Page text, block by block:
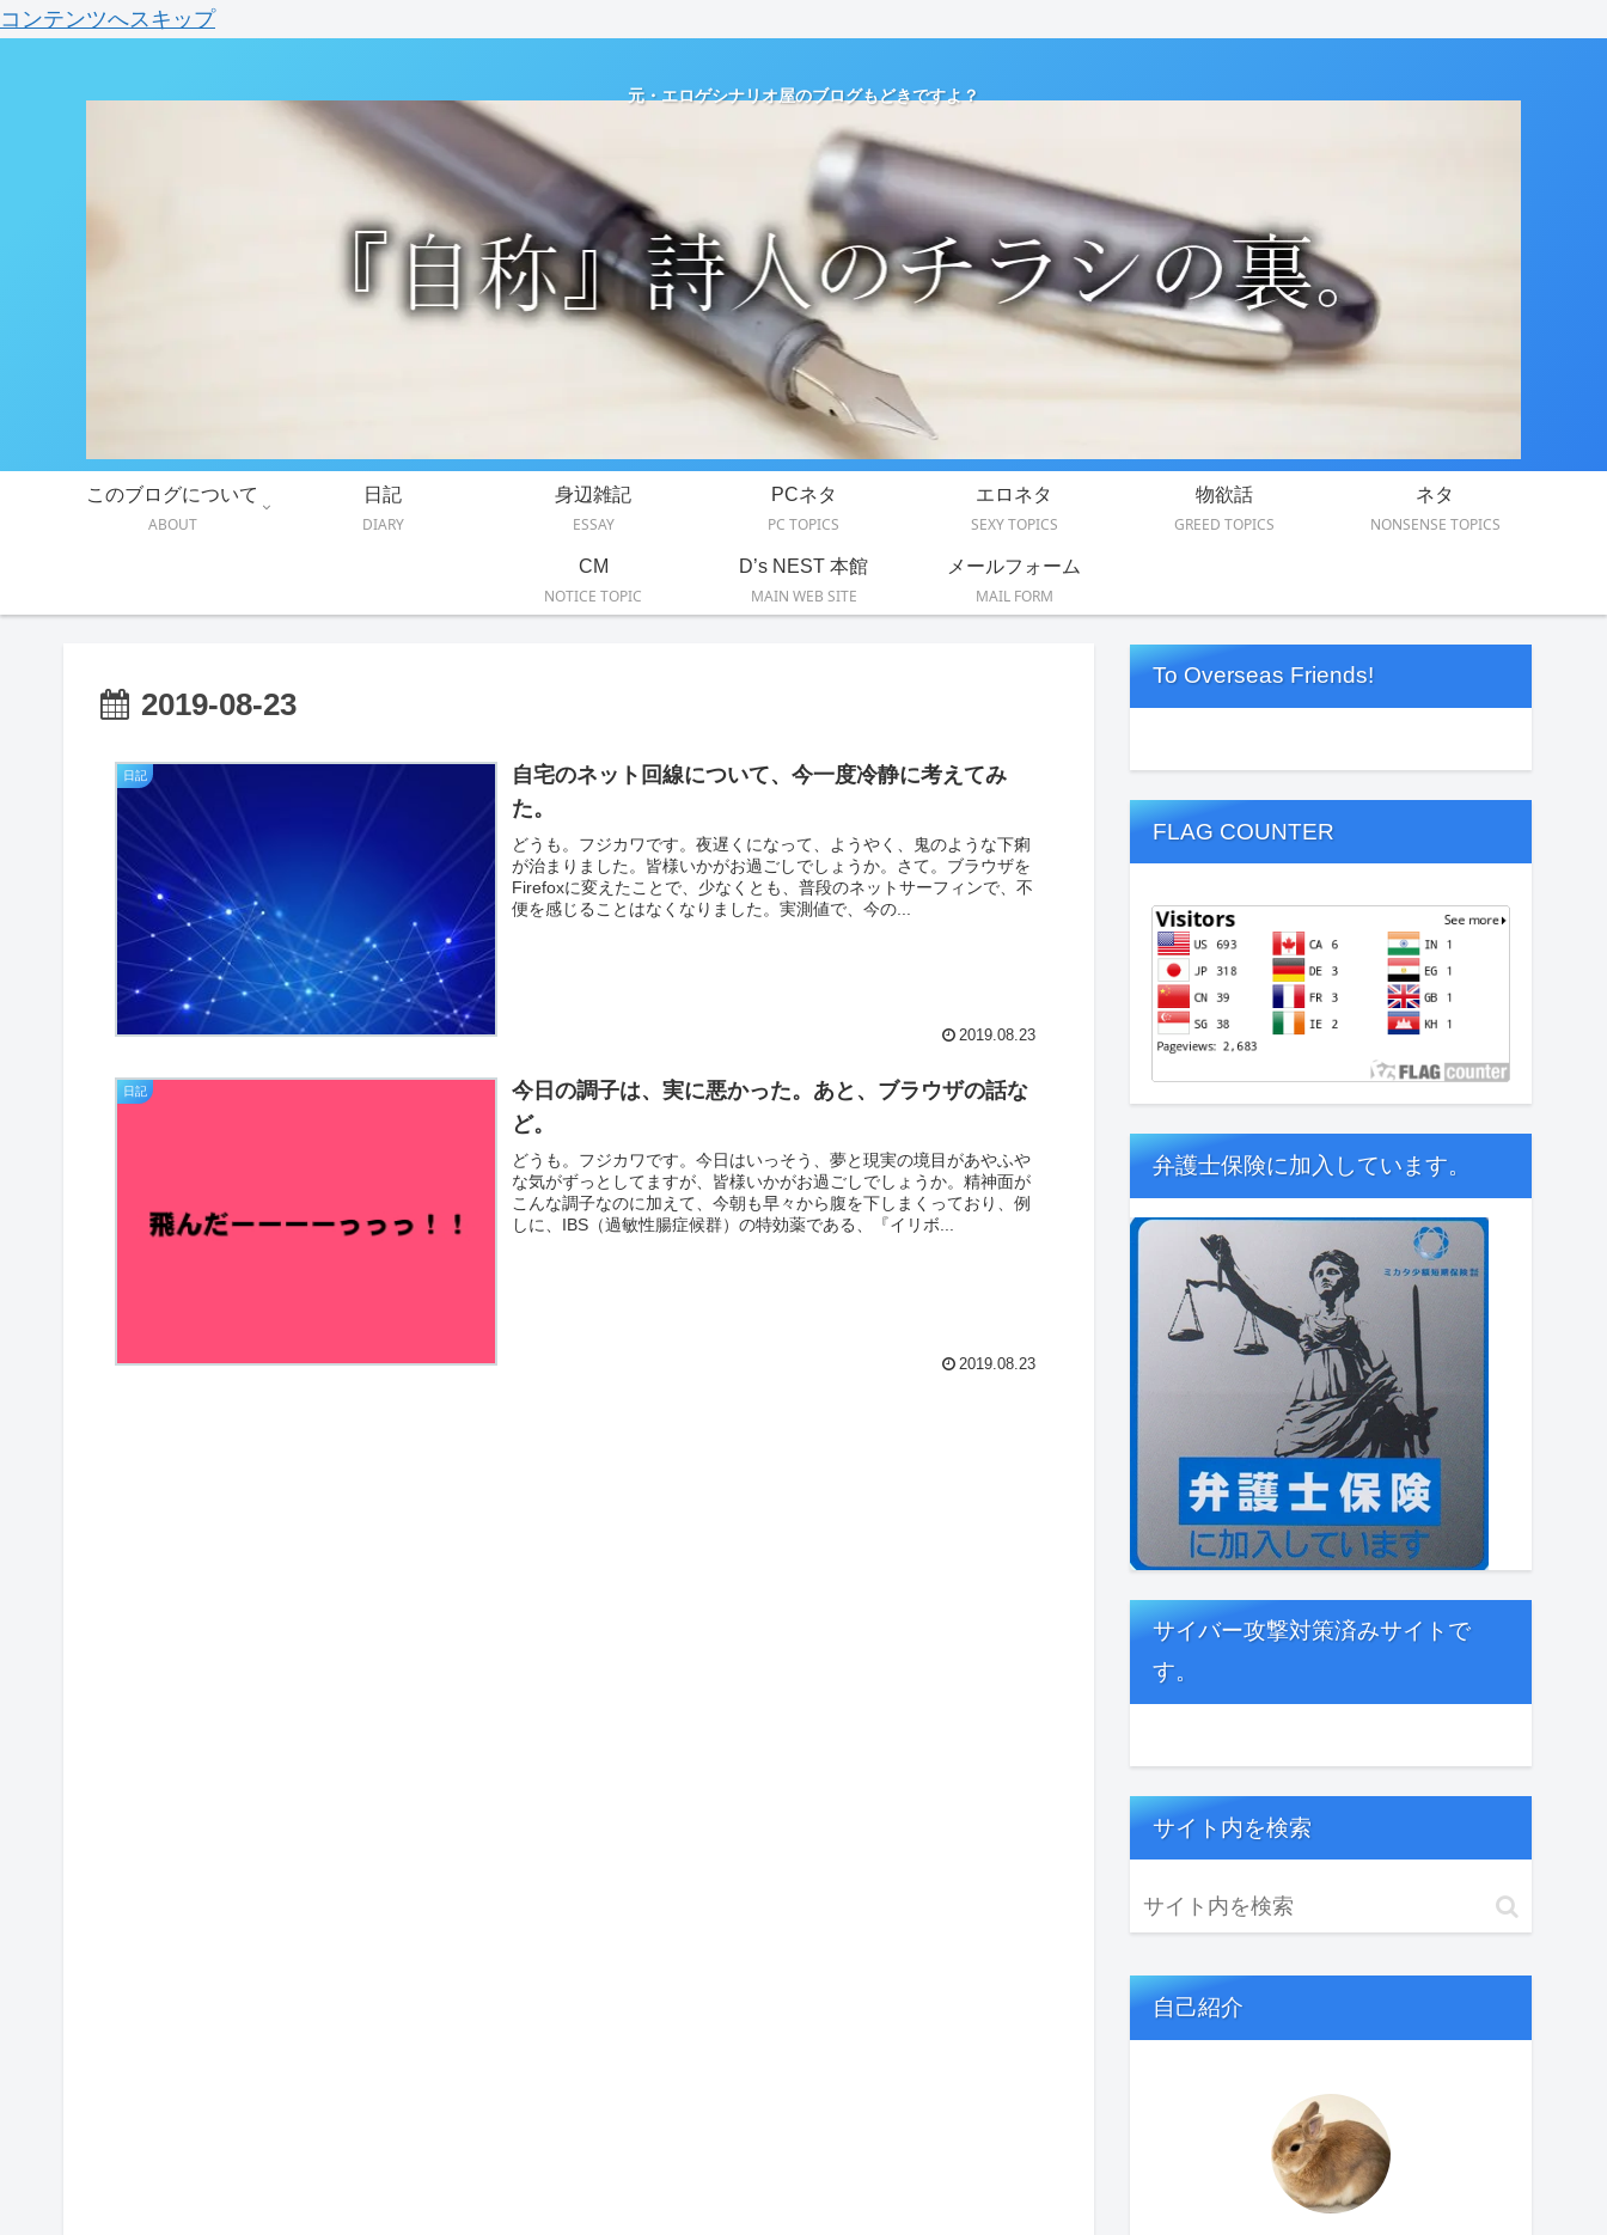
コンテンツへスキップ
元・エロゲシナリオ屋のブログもどきですよ？
このブログについて
ABOUT
日記
DIARY
身辺雑記
ESSAY
PCネタ
PC TOPICS
エロネタ
SEXY TOPICS
物欲話
GREED TOPICS
ネタ
NONSENSE TOPICS
CM
NOTICE TOPIC
D’s NEST 本館
MAIN WEB SITE
メールフォーム
MAIL FORM
2019-08-23
日記
自宅のネット回線について、今一度冷静に考えてみ
た。
どうも。フジカワです。夜遅くになって、ようやく、鬼のような下痢
が治まりました。皆様いかがお過ごしでしょうか。さて。ブラウザを
Firefoxに変えたことで、少なくとも、普段のネットサーフィンで、不
便を感じることはなくなりました。実測値で、今の...
2019.08.23
日記
今日の調子は、実に悪かった。あと、ブラウザの話な
ど。
どうも。フジカワです。今日はいっそう、夢と現実の境目があやふや
な気がずっとしてますが、皆様いかがお過ごしでしょうか。精神面が
こんな調子なのに加えて、今朝も早々から腹を下しまくっており、例
しに、IBS（過敏性腸症候群）の特効薬である、『イリボ...
2019.08.23
To Overseas Friends!
FLAG COUNTER
弁護士保険に加入しています。
サイバー攻撃対策済みサイトで
す。
サイト内を検索
自己紹介